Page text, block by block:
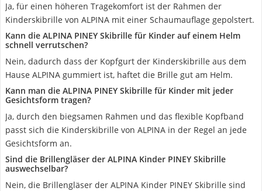
Ja, für einen höheren Tragekomfort ist der Rahmen der
Kinderskibrille von ALPINA mit einer Schaumauflage gepolstert.
Kann die ALPINA PINEY Skibrille für Kinder auf einem Helm
schnell verrutschen?
Nein, dadurch dass der Kopfgurt der Kinderskibrille aus dem
Hause ALPINA gummiert ist, haftet die Brille gut am Helm.
Kann man die ALPINA PINEY Skibrille für Kinder mit jeder
Gesichtsform tragen?
Ja, durch den biegsamen Rahmen und das flexible Kopfband
passt sich die Kinderskibrille von ALPINA in der Regel an jede
Gesichtsform an.
Sind die Brillengläser der ALPINA Kinder PINEY Skibrille
auswechselbar?
Nein, die Brillengläser der ALPINA Kinder PINEY Skibrille sind